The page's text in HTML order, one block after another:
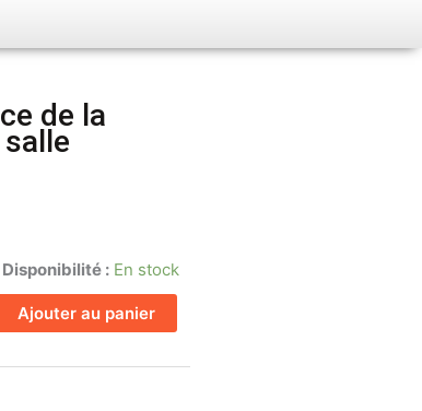
de la
Disponibilité : En stock
Ajouter au panier